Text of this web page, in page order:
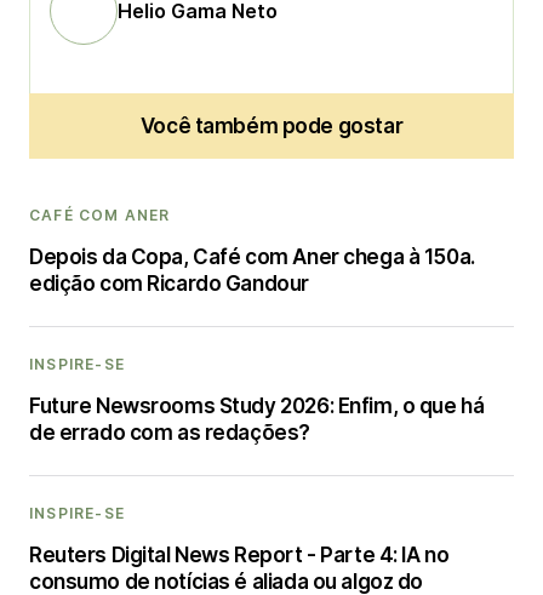
Helio Gama Neto
Você também pode gostar
CAFÉ COM ANER
Depois da Copa, Café com Aner chega à 150a.
edição com Ricardo Gandour
INSPIRE-SE
Future Newsrooms Study 2026: Enfim, o que há
de errado com as redações?
INSPIRE-SE
Reuters Digital News Report - Parte 4: IA no
consumo de notícias é aliada ou algoz do